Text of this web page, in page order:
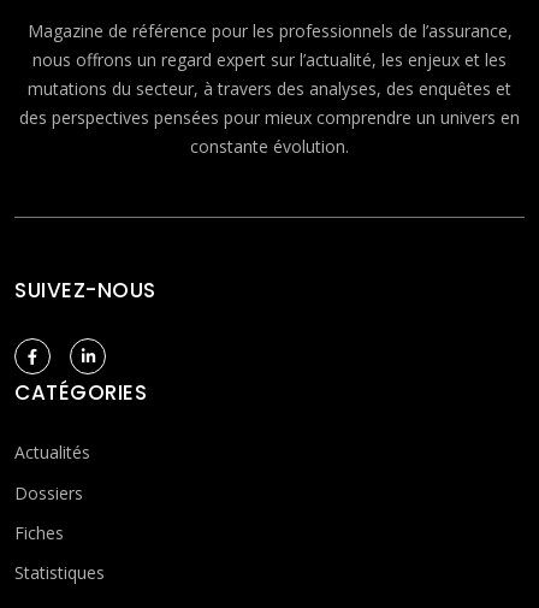
Magazine de référence pour les professionnels de l’assurance,
nous offrons un regard expert sur l’actualité, les enjeux et les
mutations du secteur, à travers des analyses, des enquêtes et
des perspectives pensées pour mieux comprendre un univers en
constante évolution.
SUIVEZ-NOUS
CATÉGORIES
Actualités
Dossiers
Fiches
Statistiques